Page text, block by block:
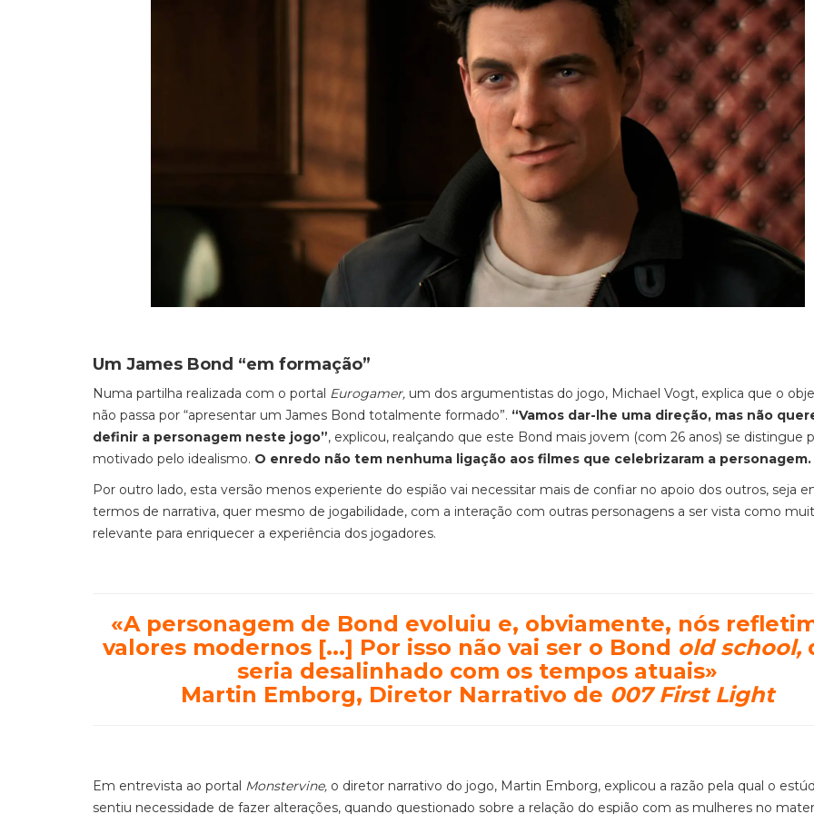
Um James Bond “em formação”
Numa partilha realizada com o portal Eurogamer, um dos argumentistas do jogo, Michael Vogt, explica que o
não passa por “apresentar um James Bond totalmente formado”. “Vamos dar-lhe uma direção, mas não
definir a personagem neste jogo”, explicou, realçando que este Bond mais jovem (com 26 anos) se distingue
motivado pelo idealismo. O enredo não tem nenhuma ligação aos filmes que celebrizaram a personagem.
Por outro lado, esta versão menos experiente do espião vai necessitar mais de confiar no apoio dos outros, seja
termos de narrativa, quer mesmo de jogabilidade, com a interação com outras personagens a ser vista como
relevante para enriquecer a experiência dos jogadores.
«A personagem de Bond evoluiu e, obviamente, nós
valores modernos [...] Por isso não vai ser o Bond old school,
seria desalinhado com os tempos atuais»
Martin Emborg, Diretor Narrativo de 007 First Light
Em entrevista ao portal Monstervine, o diretor narrativo do jogo, Martin Emborg, explicou a razão pela qual o
sentiu necessidade de fazer alterações, quando questionado sobre a relação do espião com as mulheres no